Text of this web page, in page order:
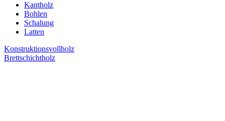
Kantholz
Bohlen
Schalung
Latten
Konstruktionsvollholz
Brettschichtholz